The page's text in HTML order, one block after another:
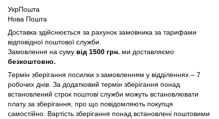
УкрПошта
Нова Пошта
Доставка здійснюється за рахунок замовника за тарифами
відповідної поштової служби.
Замовлення на суму від 1500 грн. ми доставляємо
безкоштовно.
Термін зберігання посилки з замовленням у відділеннях – 7
робочих днів. За додатковий термін зберігання понад
встановлений строк поштові служби можуть встановлювати
плату за зберігання, про що повідомляють покупця
самостійно. Вартість зберігання понад вcтановлені поштовими